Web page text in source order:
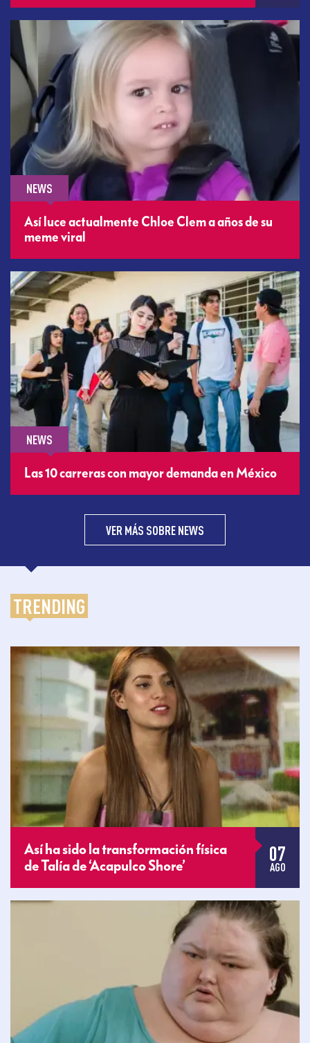
NEWS
Así luce actualmente Chloe Clem a años de su
meme viral
NEWS
Las 10 carreras con mayor demanda en México
VER MÁS SOBRE NEWS
TRENDING
Así ha sido la transformación física
de Talía de ‘Acapulco Shore’
07
AGO